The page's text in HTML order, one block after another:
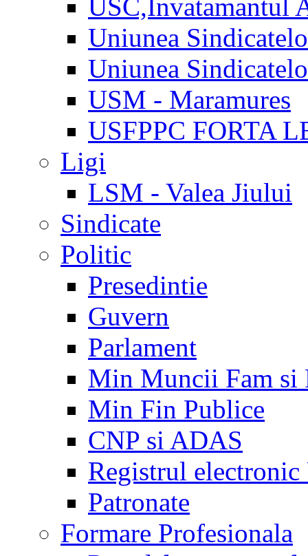
USC,Invatamantul
Uniunea
Uniunea
USM - Maramures
USFPPC FORTA
Ligi
LSM - Valea Jiului
Sindicate
Politic
Presedintie
Guvern
Parlament
Min Muncii Fam si
Min Fin Publice
CNP si ADAS
Registrul electronic
Patronate
Formare Profesionala